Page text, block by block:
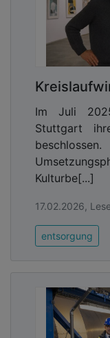
Im Juli
Stuttgart
Kulturbe[...]
17.02.2026,
entsorgung